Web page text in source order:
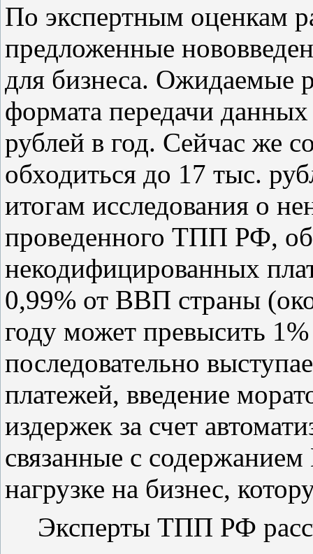
По экспертным оценкам
предложенные
для бизнеса. Ожидаемые
формата передачи
рублей в год. Сейчас же
обходиться до 17 тыс.
итогам исследования о
проведенного ТПП РФ,
некодифицированных
0,99% от ВВП страны
году может превысить
последовательно
платежей, введение
издержек за счет
связанные с
нагрузке на бизнес,
Эксперты ТПП РФ